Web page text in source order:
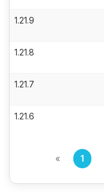
1.21.9
1.21.8
1.21.7
1.21.6
« 1